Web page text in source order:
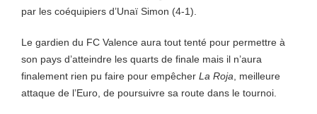
par les coéquipiers d’Unaï Simon (4-1).
Le gardien du FC Valence aura tout tenté pour permettre à
son pays d’atteindre les quarts de finale mais il n’aura
finalement rien pu faire pour empêcher La Roja , meilleure
attaque de l’Euro, de poursuivre sa route dans le tournoi.